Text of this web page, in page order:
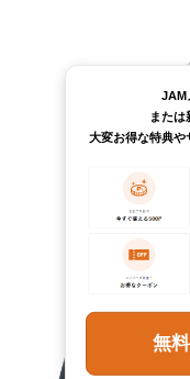
JAM
または
大変お得な特典や
無